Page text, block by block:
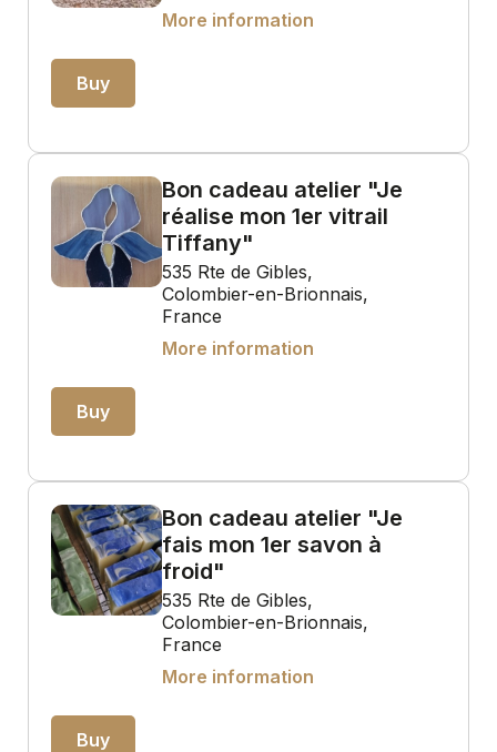
More information
Buy
Bon cadeau atelier "Je
réalise mon 1er vitrail
Tiffany"
535 Rte de Gibles,
Colombier-en-Brionnais,
France
More information
Buy
Bon cadeau atelier "Je
fais mon 1er savon à
froid"
535 Rte de Gibles,
Colombier-en-Brionnais,
France
More information
Buy